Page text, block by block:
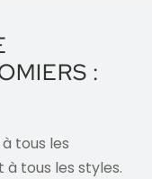
:
tous les
à tous les styles.